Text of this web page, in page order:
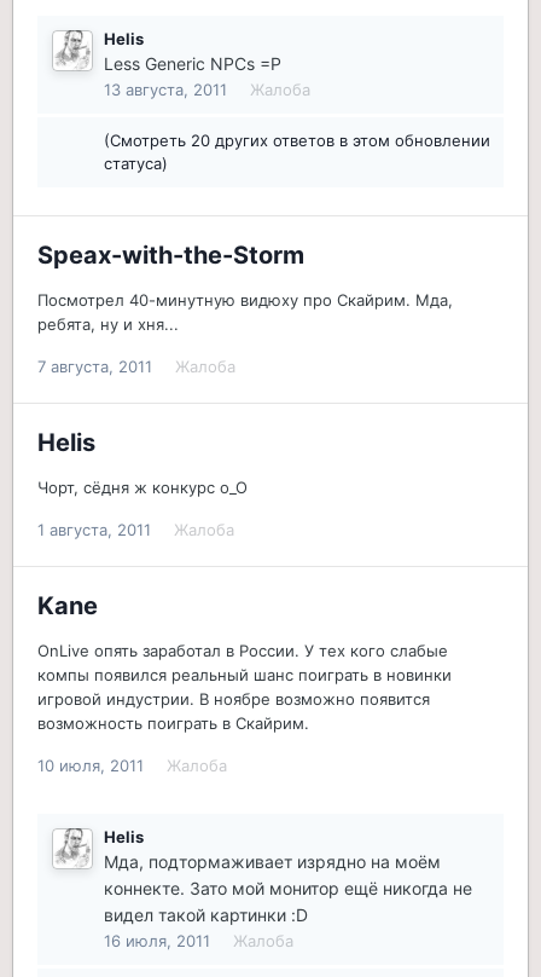
Helis
Less Generic NPCs =P
13 августа, 2011 Жалоба
(Смотреть 20 других ответов в этом обновлении
статуса)
Speax-with-the-Storm
Посмотрел 40-минутную видюху про Скайрим. Мда,
ребята, ну и хня...
7 августа, 2011 Жалоба
Helis
Чорт, сёдня ж конкурс о_О
1 августа, 2011 Жалоба
Kane
OnLive опять заработал в России. У тех кого слабые
компы появился реальный шанс поиграть в новинки
игровой индустрии. В ноябре возможно появится
возможность поиграть в Скайрим.
10 июля, 2011 Жалоба
Helis
Мда, подтормаживает изрядно на моём
коннекте. Зато мой монитор ещё никогда не
видел такой картинки :D
16 июля, 2011 Жалоба